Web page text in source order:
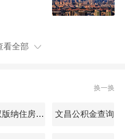
环内
。
看全部
换一换
西双版纳住房公积金查询 文昌公积金查询